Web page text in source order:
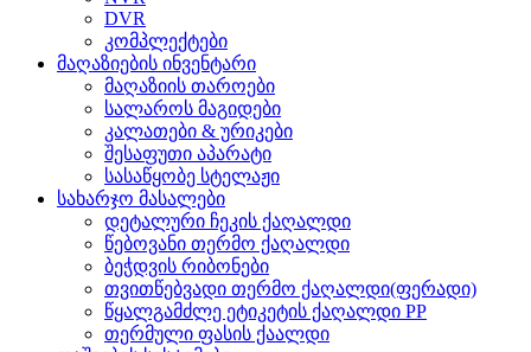
DVR
კომპლექტები
მაღაზიების ინვენტარი
მაღაზიის თაროები
სალაროს მაგიდები
კალათები & ურიკები
შესაფუთი აპარატი
სასაწყობე სტელაჟი
სახარჯო მასალები
დეტალური ჩეკის ქაღალდი
წებოვანი თერმო ქაღალდი
ბეჭდვის რიბონები
თვითწებვადი თერმო ქაღალდი(ფერადი)
წყალგამძლე ეტიკეტის ქაღალდი PP
თერმული ფასის ქაალდი